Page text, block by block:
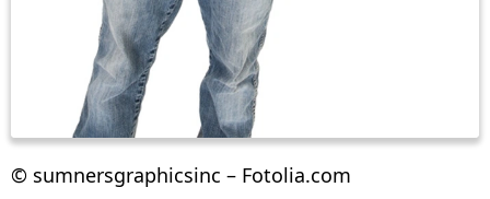
© sumnersgraphicsinc – Fotolia.com